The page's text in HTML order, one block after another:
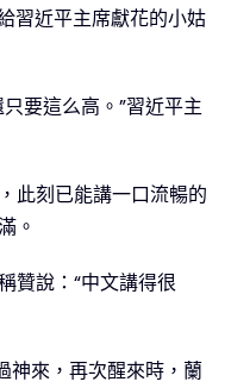
習近平主席獻花的小姑
要這么高。”習近平主
此刻已能講一口流暢的
。
贊說：“中文講得很
神來，再次醒來時，蘭